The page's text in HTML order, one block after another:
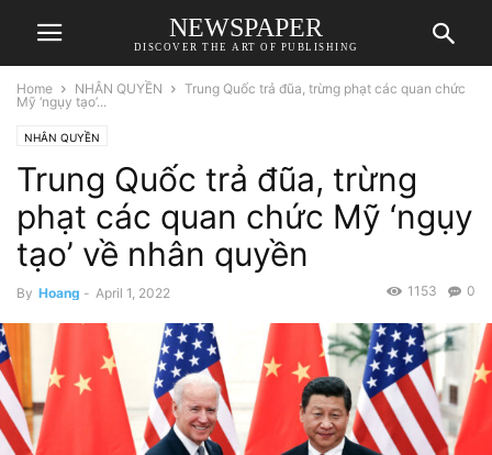
NEWSPAPER
DISCOVER THE ART OF PUBLISHING
Home NHÂN QUYỀN
Trung Quốc trả đũa, trừng phạt các quan chức
Mỹ ‘ngụy tạo’...
NHÂN QUYỀN
Trung Quốc trả đũa, trừng
phạt các quan chức Mỹ ‘ngụy
tạo’ về nhân quyền
By Hoang - April 1, 2022 0
1153